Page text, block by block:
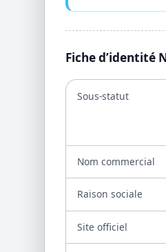
Fiche d’identité
Sous-statut
Nom commercial
Raison sociale
Site officiel